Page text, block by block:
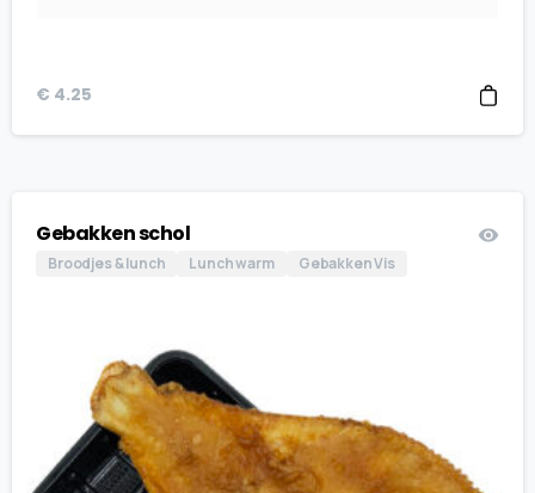
€ 4.25
Gebakken schol
Broodjes & lunch Lunch warm Gebakken Vis